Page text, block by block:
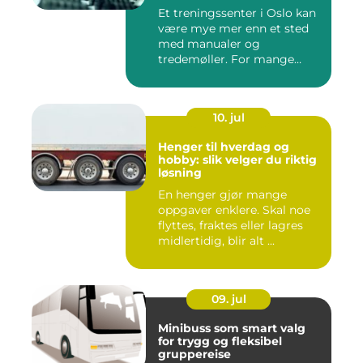
Et treningssenter i Oslo kan
være mye mer enn et sted
med manualer og
tredemøller. For mange
10. jul
Henger til hverdag og
hobby: slik velger du riktig
løsning
En henger gjør mange
oppgaver enklere. Skal noe
flyttes, fraktes eller lagres
midlertidig, blir alt ...
09. jul
Minibuss som smart valg
for trygg og fleksibel
gruppereise